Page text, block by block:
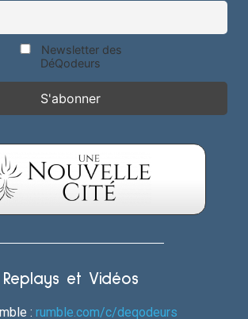
Newsletter des
DéQodeurs
Replays et Vidéos
: rumble.com/c/deqodeurs